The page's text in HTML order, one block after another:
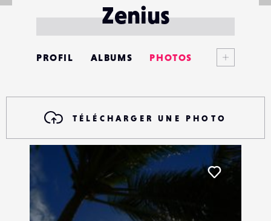
Zenius
PROFIL ALBUMS PHOTOS
CONTACTS
ÉVÉNEMENTS
FAVORIS
TÉLÉCHARGER UNE PHOTO